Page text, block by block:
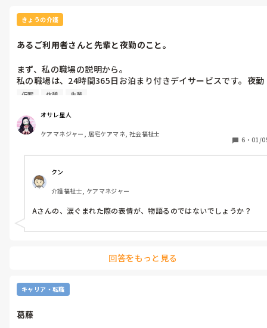
と言ったわけさ。
すると、『仮眠なしですか？(ちなみにワンオペですよ)そもそ
た』
とか言ってきたのね。
了解による業務を減らそう。そしてご利用者のケアや見守りに全
集中させよう。』とはなりましたよ。
スキル不足で、任せられないということなのですよ。現に他の夜
勤者はみんな出来るし、あなたの後は日中の勤務者はすごい負担
になっているのですわよ。
それをやんわりと伝えたのですわ。オサレ星人は。
『管理者さんも、先輩相談員さんも、もう一人の社員さんも、優
しいですよね。だからやりますよ、って言ってくれるので、それ
いますよね。社員さんの中で、意見は統一されているんですか？
パートや夜勤者に物申す時は、社員さんで統一してからにして下
さい。それから私に教えて下さい。私の言ってること、何か間違
ってますか？』
『オサレ星人さん、明日の朝食どうすれば良いですか？』
『社員の方がいるうちに色々聴いた方が楽かなぁと思いまし
て。』
ですって。
あのね、オサレ星人はたまたまいたけど、本当は社員はとっくに
帰ってるか、送迎に出てて居ないんですよ？それに、あなたここ
では数ヶ月やってるじゃないですか。いつまで経ってもできるよ
更に！！
とあるご利用者に、『私だけパン粥は嫌。みんなとおんなじ普通
のパンが食べたい』と言われたらしくて、日中はお粥に刻み食食
べてる人に、常食出そうとしてるのです。(相談してくれて良か
たと言えば良かったですが)
らせて救急車呼ぶ事態になったり後から誤嚥性肺炎起こすのと、
どっちが怖いですか？』って言っちゃったんですよ💦
そして今日。
上司である管理者と、もう一人の先輩相談員が朝、待ち構えてい
て😅
『オサレ星人それはパワハラだよー。』って。ぐすん😢ぐすん🥺
きょうの介護
あるご利用者さんと先輩と夜勤のこと。
まず、私の職場の説明から。
私の職場は、24時間365日お泊まり付きデイサービスです。夜勤
をするのは、夜勤専従パートだったり、正社員の私たちだった
スコールもないので、私は15分おきくらいに皆さんの顔を見ない
と不安で、夜勤中は座っていることも出来ません。仮眠や寝落ち
なんてもっての外です。まぁ、会社の規定で5.5時間は休憩つま
無給なのでタダ働きですが。だから、何が何でも規定時間仮眠す
る人もいますが。
次に、ご利用者さんの事。
ご利用者Aさんは、とても甘えん坊で、職員に構って欲しい方で
す。夜間のトイレその他湿布等のご所望も多い方です。あまり声
も大きくない方なので、注意して聞き取らないといけません。優
しくて可愛い方なんですけどね。
Bさんは、とても明るく優しくて、いつもレクを頑張っている人
があります。少なくとも日中は。
ました。ところが！！このBさん、夜勤が始まった瞬間寝てるん
仮眠 休憩 先輩
オサレ星人
ケアマネジャー, 居宅ケアマネ, 社会福祉士
6 ・ 01/
クン
介護福祉士, ケアマネジャー
Aさんの、涙ぐまれた際の表情が、物語るのではないでしょうか？
回答をもっと見る
キャリア・転職
葛藤